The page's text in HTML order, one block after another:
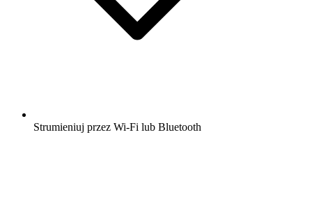
Strumieniuj przez Wi-Fi lub Bluetooth